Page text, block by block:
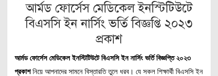
আর্মড ফোর্সেস মেডিকেল ইনস্টিটিউটে
বিএসসি ইন নার্সিং ভর্তি বিজ্ঞপ্তি ২০২৩
প্রকাশ
আর্মড ফোর্সেস মেডিকেল ইনস্টিটিউটে বিএসসি ইন নার্সিং ভর্তি বিজ্ঞপ্তি ২০২৩
প্রকাশনিয়ে আপনাদের সামনে বিস্তারতি তুলে ধরব। যে সকল শিক্ষার্থী বিএসসি ইন